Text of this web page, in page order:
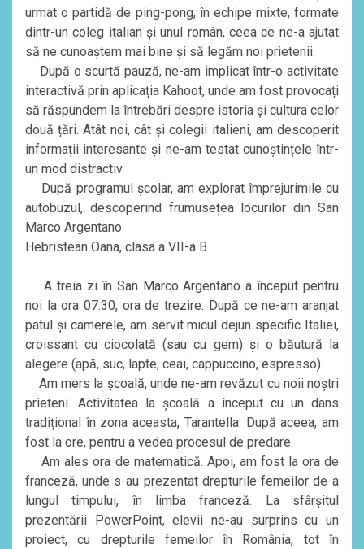
urmat o partidă de ping-pong, în echipe mixte, formate
dintr-un coleg italian și unul român, ceea ce ne-a ajutat
să ne cunoaștem mai bine și să legăm noi prietenii.
După o scurtă pauză, ne-am implicat într-o activitate
interactivă prin aplicația Kahoot, unde am fost provocați
să răspundem la întrebări despre istoria și cultura celor
două țări. Atât noi, cât și colegii italieni, am descoperit
informații interesante și ne-am testat cunoștințele într-
un mod distractiv.
După programul școlar, am explorat împrejurimile cu
autobuzul, descoperind frumusețea locurilor din San
Marco Argentano.
Hebristean Oana, clasa a VII-a B
A treia zi în San Marco Argentano a început pentru
noi la ora 07:30, ora de trezire. După ce ne-am aranjat
patul și camerele, am servit micul dejun specific Italiei,
croissant cu ciocolată (sau cu gem) și o băutură la
alegere (apă, suc, lapte, ceai, cappuccino, espresso).
Am mers la școală, unde ne-am revăzut cu noii noștri
prieteni. Activitatea la școală a început cu un dans
tradițional în zona aceasta, Tarantella. După aceea, am
fost la ore, pentru a vedea procesul de predare.
Am ales ora de matematică. Apoi, am fost la ora de
franceză, unde s-au prezentat drepturile femeilor de-a
lungul timpului, în limba franceză. La sfârșitul
prezentării PowerPoint, elevii ne-au surprins cu un
proiect, cu drepturile femeilor în România, tot în